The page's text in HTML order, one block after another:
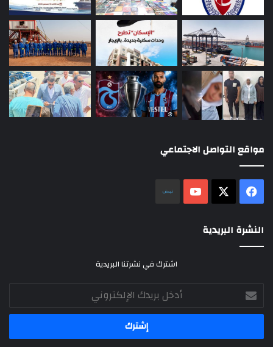
مواقع التواصل الاجتماعي
فيسبوك ‫YouTube
النشرة البريدية
اشترك في نشرتنا البريدية
أدخل
بريدك
الإلكتروني